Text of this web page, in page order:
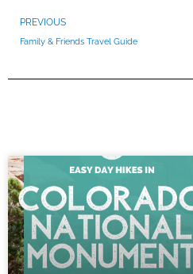
Prev
PREVIOUS
Family & Friends Travel Guide